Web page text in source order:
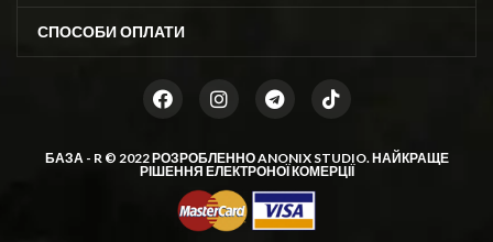
СПОСОБИ ОПЛАТИ
БАЗА - R © 2022 РОЗРОБЛЕННОANONIX STUDIO. НАЙКРАЩЕ
РІШЕННЯ ЕЛЕКТРОНОЇ КОМЕРЦІЇ